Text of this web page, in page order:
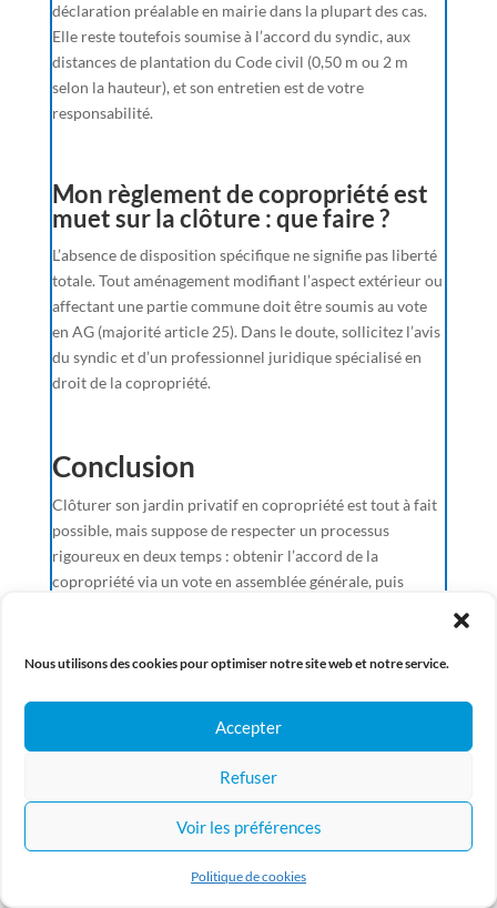
Nous utilisons des cookies pour optimiser notre site web et notre service.
Accepter
Refuser
Voir les préférences
Politique de cookies
déclaration préalable en mairie dans la plupart des cas.
Elle reste toutefois soumise à l’accord du syndic, aux
distances de plantation du Code civil (0,50 m ou 2 m
selon la hauteur), et son entretien est de votre
responsabilité.
Mon règlement de copropriété est
muet sur la clôture : que faire ?
L’absence de disposition spécifique ne signifie pas liberté
totale. Tout aménagement modifiant l’aspect extérieur ou
affectant une partie commune doit être soumis au vote
en AG (majorité article 25). Dans le doute, sollicitez l’avis
du syndic et d’un professionnel juridique spécialisé en
droit de la copropriété.
Conclusion
Clôturer son jardin privatif en copropriété est tout à fait
possible, mais suppose de respecter un processus
rigoureux en deux temps : obtenir l’accord de la
copropriété via un vote en assemblée générale, puis
règlement de copropriété et le syndic — une clôture
En amont, identifiez précisément le statut juridique de
votre jardin, car c’est lui qui conditionne l’ensemble de
vos droits. En aval, formalisez par écrit la répartition des
charges d’entretien pour anticiper tout litige futur,
notamment en cas de revente.